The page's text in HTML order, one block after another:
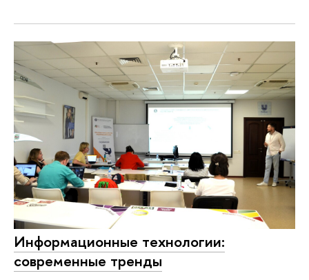
Информационные технологии:
современные тренды